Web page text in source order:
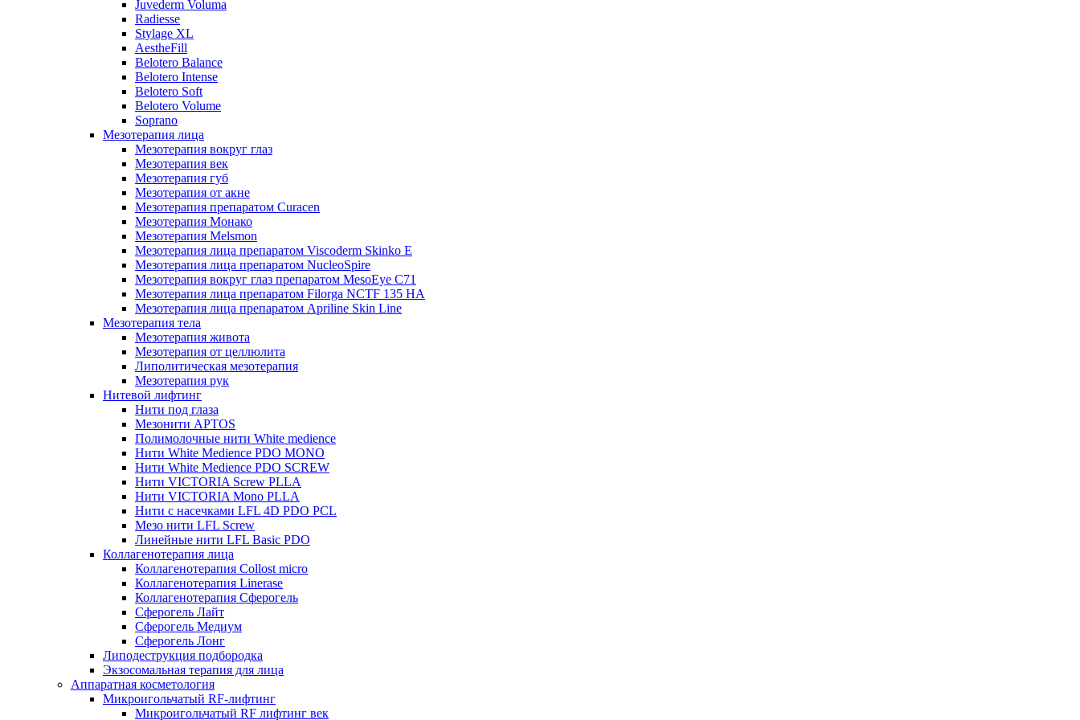
Juvederm Voluma
Radiesse
Stylage XL
AestheFill
Belotero Balance
Belotero Intense
Belotero Soft
Belotero Volume
Soprano
Мезотерапия лица
Мезотерапия вокруг глаз
Мезотерапия век
Мезотерапия губ
Мезотерапия от акне
Мезотерапия препаратом Curacen
Мезотерапия Монако
Мезотерапия Melsmon
Мезотерапия лица препаратом Viscoderm Skinko E
Мезотерапия лица препаратом NucleoSpire
Мезотерапия вокруг глаз препаратом MesoEye С71
Мезотерапия лица препаратом Filorga NCTF 135 HA
Мезотерапия лица препаратом Apriline Skin Line
Мезотерапия тела
Мезотерапия живота
Мезотерапия от целлюлита
Липолитическая мезотерапия
Мезотерапия рук
Нитевой лифтинг
Нити под глаза
Мезонити APTOS
Полимолочные нити White medience
Нити White Medience PDO MONO
Нити White Medience PDO SCREW
Нити VICTORIA Screw PLLA
Нити VICTORIA Mono PLLA
Нити с насечками LFL 4D PDO PCL
Мезо нити LFL Screw
Линейные нити LFL Basic PDO
Коллагенотерапия лица
Коллагенотерапия Collost micro
Коллагенотерапия Linerase
Коллагенотерапия Сферогель
Сферогель Лайт
Сферогель Медиум
Сферогель Лонг
Липодеструкция подбородка
Экзосомальная терапия для лица
Аппаратная косметология
Микроигольчатый RF-лифтинг
Микроигольчатый RF лифтинг век